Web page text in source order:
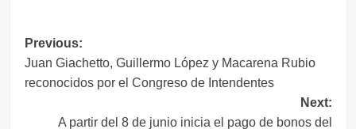
Navegación
de
entradas
Previous:
Juan Giachetto, Guillermo López y Macarena Rubio
reconocidos por el Congreso de Intendentes
Next:
A partir del 8 de junio inicia el pago de bonos del